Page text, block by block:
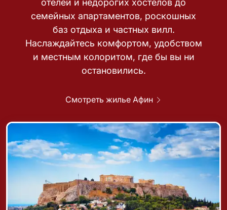
отелей и недорогих хостелов до
семейных апартаментов, роскошных
баз отдыха и частных вилл.
Наслаждайтесь комфортом, удобством
и местным колоритом, где бы вы ни
остановились.
Смотреть жилье Афин